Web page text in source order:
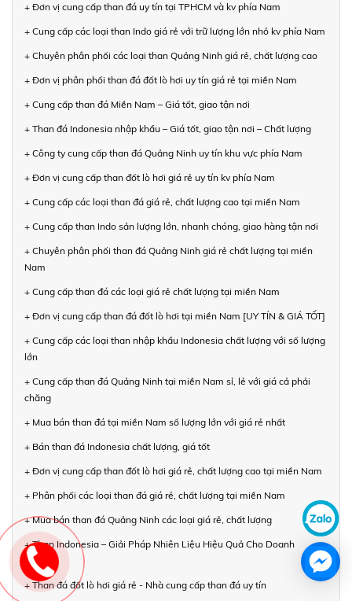
+ Đơn vị cung cấp than đá uy tín tại TPHCM và kv phía Nam
+ Cung cấp các loại than Indo giá rẻ với trữ lượng lớn nhỏ kv phía Nam
+ Chuyên phân phối các loại than Quảng Ninh giá rẻ, chất lượng cao
+ Đơn vị phân phối than đá đốt lò hơi uy tín giá rẻ tại miền Nam
+ Cung cấp than đá Miền Nam – Giá tốt, giao tận nơi
+ Than đá Indonesia nhập khẩu – Giá tốt, giao tận nơi – Chất lượng
+ Công ty cung cấp than đá Quảng Ninh uy tín khu vực phía Nam
+ Đơn vị cung cấp than đốt lò hơi giá rẻ uy tín kv phía Nam
+ Cung cấp các loại than đá giá rẻ, chất lượng cao tại miền Nam
+ Cung cấp than Indo sản lượng lớn, nhanh chóng, giao hàng tận nơi
+ Chuyên phân phối than đá Quảng Ninh giá rẻ chất lượng tại miền
Nam
+ Cung cấp than đá các loại giá rẻ chất lượng tại miền Nam
+ Đơn vị cung cấp than đá đốt lò hơi tại miền Nam [UY TÍN & GIÁ TỐT]
+ Cung cấp các loại than nhập khẩu Indonesia chất lượng với số lượng
lớn
+ Cung cấp than đá Quảng Ninh tại miền Nam sỉ, lẻ với giá cả phải
chăng
+ Mua bán than đá tại miền Nam số lượng lớn với giá rẻ nhất
+ Bán than đá Indonesia chất lượng, giá tốt
+ Đơn vị cung cấp than đốt lò hơi giá rẻ, chất lượng cao tại miền Nam
+ Phân phối các loại than đá giá rẻ, chất lượng tại miền Nam
+ Mua bán than đá Quảng Ninh các loại giá rẻ, chất lượng
+ Than Indonesia – Giải Pháp Nhiên Liệu Hiệu Quả Cho Doanh
Nghiệp
+ Than đá đốt lò hơi giá rẻ - Nhà cung cấp than đá uy tín